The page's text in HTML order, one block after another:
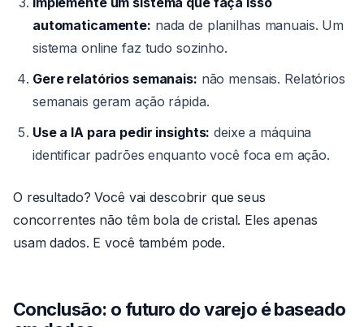
automaticamente: nada de planilhas manuais. Um
sistema online faz tudo sozinho.
Gere relatórios semanais: não mensais. Relatórios
semanais geram ação rápida.
Use a IA para pedir insights: deixe a máquina
identificar padrões enquanto você foca em ação.
O resultado? Você vai descobrir que seus
concorrentes não têm bola de cristal. Eles apenas
usam dados. E você também pode.
Conclusão: o futuro do varejo é baseado